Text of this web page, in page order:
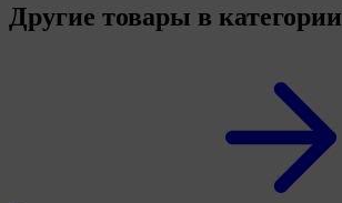
Другие товары в категории